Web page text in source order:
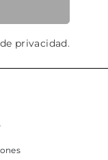
privacidad.